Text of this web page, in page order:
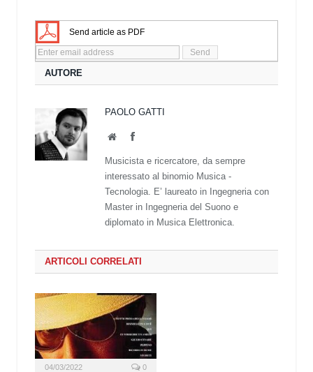
Send article as PDF
AUTORE
PAOLO GATTI
WebsiteFacebook
Musicista e ricercatore, da sempre
interessato al binomio Musica -
Tecnologia. E’ laureato in Ingegneria con
Master in Ingegneria del Suono e
diplomato in Musica Elettronica.
ARTICOLI CORRELATI
04/03/2022 0